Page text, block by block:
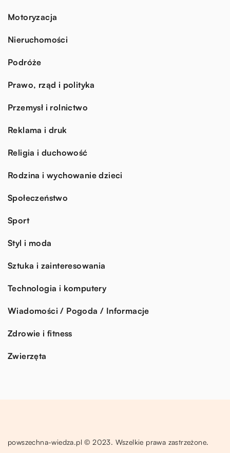
Motoryzacja
Nieruchomości
Podróże
Prawo, rząd i polityka
Przemysł i rolnictwo
Reklama i druk
Religia i duchowość
Rodzina i wychowanie dzieci
Społeczeństwo
Sport
Styl i moda
Sztuka i zainteresowania
Technologia i komputery
Wiadomości / Pogoda / Informacje
Zdrowie i fitness
Zwierzęta
powszechna-wiedza.pl © 2023. Wszelkie prawa zastrzeżone.